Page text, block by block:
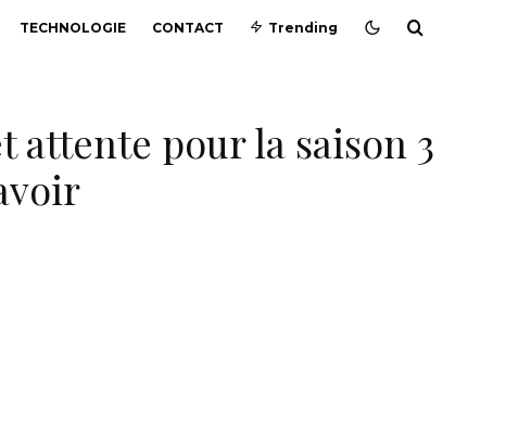
TECHNOLOGIE CONTACT Trending
attente pour la saison 3